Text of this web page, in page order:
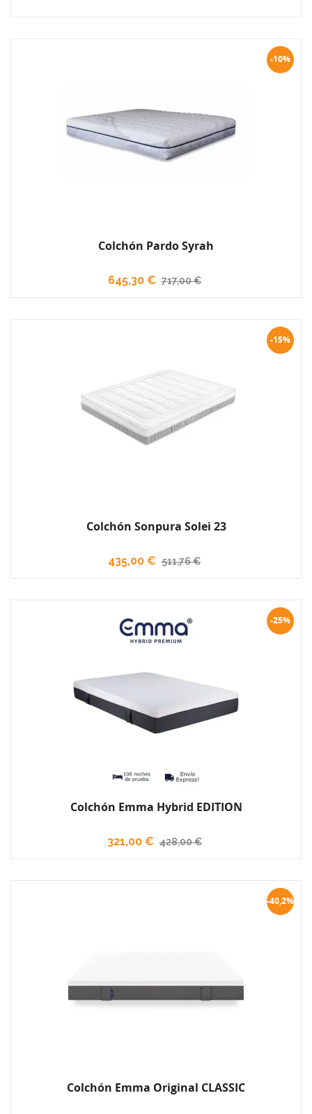
-10%
Colchón Pardo Syrah
645,30 € 717,00 €
-15%
Colchón Sonpura Solei 23
435,00 € 511,76 €
-25%
Colchón Emma Hybrid EDITION
321,00 € 428,00 €
-40,2%
Colchón Emma Original CLASSIC